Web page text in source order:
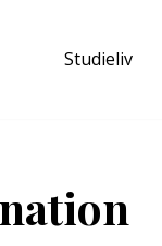
Studieliv